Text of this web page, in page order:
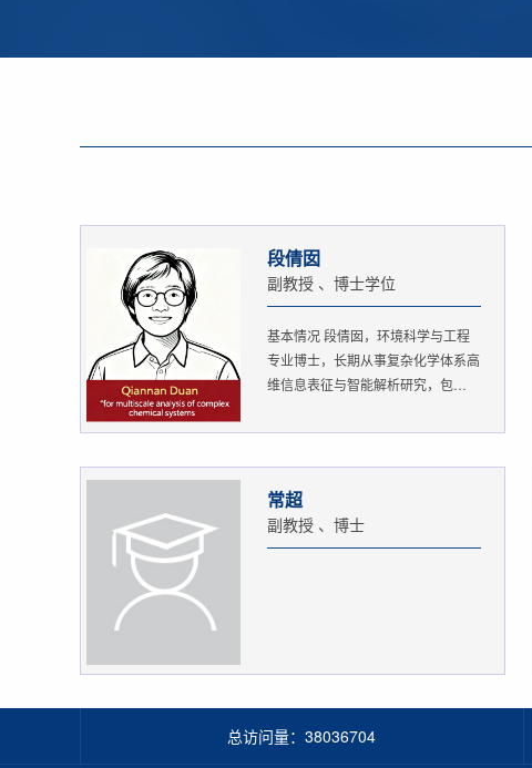
段倩囡
副教授 、博士学位
基本情况 段倩囡，环境科学与工程
专业博士，长期从事复杂化学体系高
维信息表征与智能解析研究，包
常超
副教授 、博士
总访问量： 38036704